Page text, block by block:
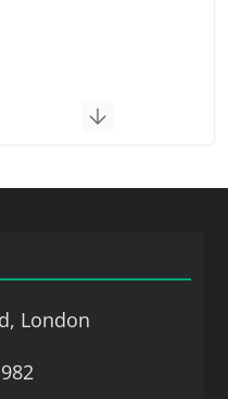
London